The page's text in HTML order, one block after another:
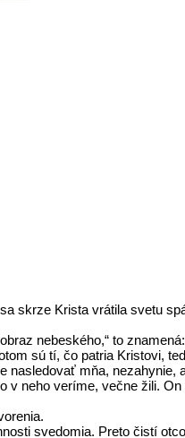
skrze Krista vrátila svetu
nebeského,“ to
sú tí, čo patria Kristovi,
mňa, nezahynie,
neho veríme, večne žili.
svedomia. Preto čistí